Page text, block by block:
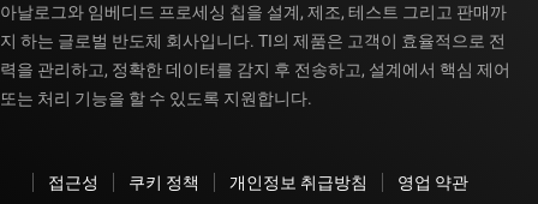
아날로그와 임베디드 프로세싱 칩을 설계, 제조, 테스트 그리고 판매까
지 하는 글로벌 반도체 회사입니다. TI의 제품은 고객이 효율적으로 전
력을 관리하고, 정확한 데이터를 감지 후 전송하고, 설계에서 핵심 제어
또는 처리 기능을 할 수 있도록 지원합니다.
접근성 쿠키 정책 개인정보 취급방침
영업 약관